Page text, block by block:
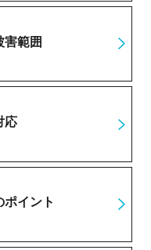
害範囲
応
イント